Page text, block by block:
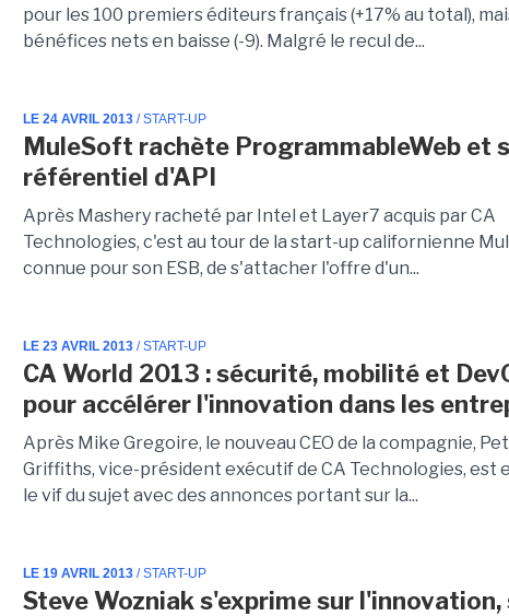
pour les 100 premiers éditeurs français (+17% au total),
bénéfices nets en baisse (-9). Malgré le recul de...
LE 24 AVRIL 2013 / START-UP
MuleSoft rachète ProgrammableWeb et
référentiel d'API
Après Mashery racheté par Intel et Layer7 acquis par CA
Technologies, c'est au tour de la start-up californienne
connue pour son ESB, de s'attacher l'offre d'un...
LE 23 AVRIL 2013 / START-UP
CA World 2013 : sécurité, mobilité et
pour accélérer l'innovation dans les
Après Mike Gregoire, le nouveau CEO de la compagnie,
Griffiths, vice-président exécutif de CA Technologies, est
le vif du sujet avec des annonces portant sur la...
LE 19 AVRIL 2013 / START-UP
Steve Wozniak s'exprime sur l'innovation,